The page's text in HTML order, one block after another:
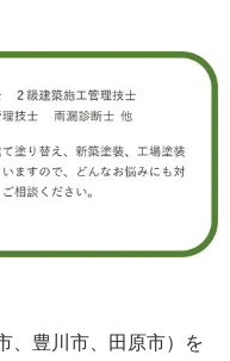
、豊川市、田原市）を